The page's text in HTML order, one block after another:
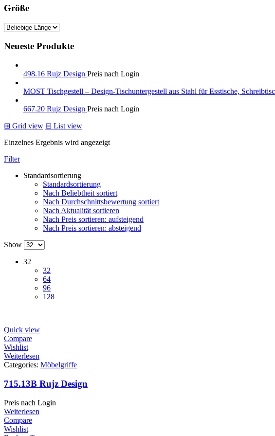
Größe
Neueste Produkte
498.16 Rujz Design Preis nach Login
MOST Tischgestell – Design-Tischuntergestell aus Stahl für Esstische,
667.20 Rujz Design Preis nach Login
⊞ Grid view ⊟ List view
Einzelnes Ergebnis wird angezeigt
Filter
Standardsortierung
Standardsortierung
Nach Beliebtheit sortiert
Nach Durchschnittsbewertung sortiert
Nach Aktualität sortieren
Nach Preis sortieren: aufsteigend
Nach Preis sortieren: absteigend
Show
32
32
64
96
128
Quick view
Compare
Wishlist
Weiterlesen
Categories: Möbelgriffe
715.13B Rujz Design
Preis nach Login
Weiterlesen
Compare
Wishlist